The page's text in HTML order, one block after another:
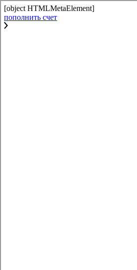
[object HTMLMetaElement]
пополнить счет